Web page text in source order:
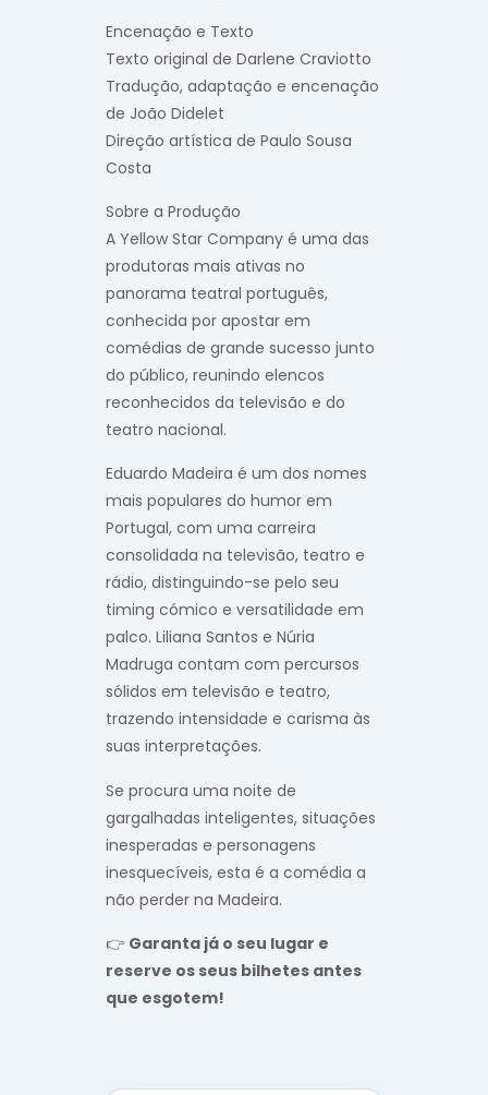
Encenação e Texto
Texto original de Darlene Craviotto
Tradução, adaptação e encenação
de João Didelet
Direção artística de Paulo Sousa
Costa
Sobre a Produção
A Yellow Star Company é uma das
produtoras mais ativas no
panorama teatral português,
conhecida por apostar em
comédias de grande sucesso junto
do público, reunindo elencos
reconhecidos da televisão e do
teatro nacional.
Eduardo Madeira é um dos nomes
mais populares do humor em
Portugal, com uma carreira
consolidada na televisão, teatro e
rádio, distinguindo-se pelo seu
timing cómico e versatilidade em
palco. Liliana Santos e Núria
Madruga contam com percursos
sólidos em televisão e teatro,
trazendo intensidade e carisma às
suas interpretações.
Se procura uma noite de
gargalhadas inteligentes, situações
inesperadas e personagens
inesquecíveis, esta é a comédia a
não perder na Madeira.
👉 Garanta já o seu lugar e
reserve os seus bilhetes antes
que esgotem!